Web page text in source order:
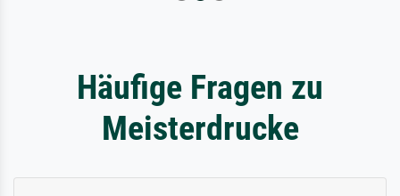
Häufige Fragen zu
Meisterdrucke